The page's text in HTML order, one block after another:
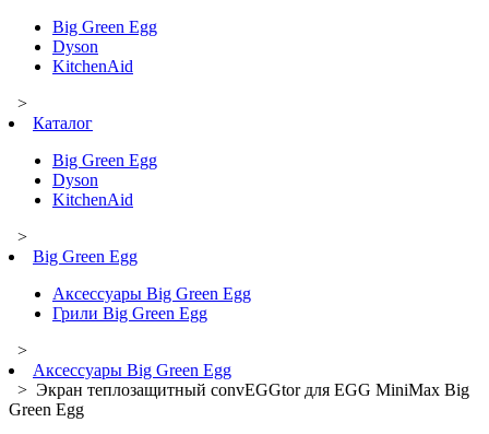
Big Green Egg
Dyson
KitchenAid
>
Каталог
Big Green Egg
Dyson
KitchenAid
>
Big Green Egg
Аксессуары Big Green Egg
Грили Big Green Egg
>
Аксессуары Big Green Egg
> Экран теплозащитный convEGGtor для EGG MiniMax Big
Green Egg